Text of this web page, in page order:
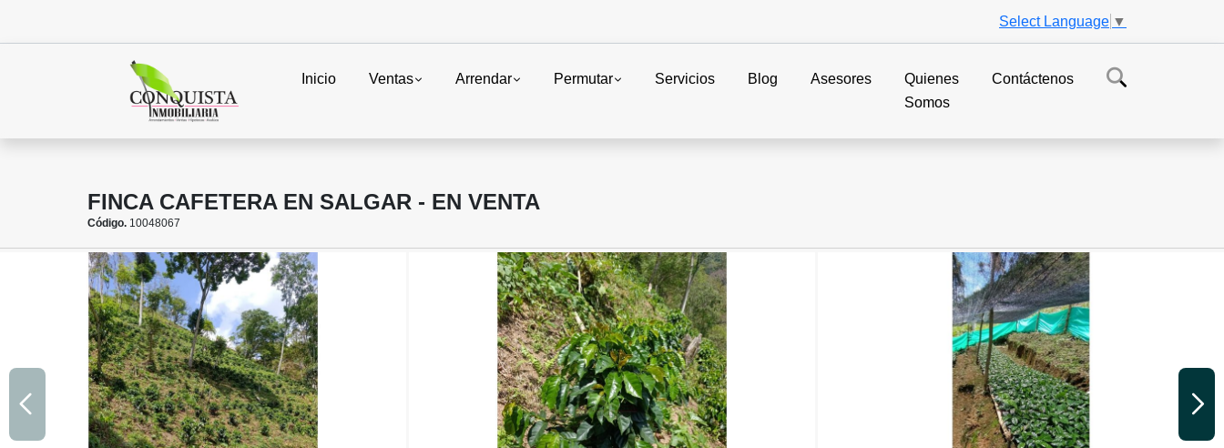
Select Language ▼
Inicio Ventas Arrendar Permutar Servicios Blog Asesores
Quienes
Somos
Contáctenos
FINCA CAFETERA EN SALGAR - EN VENTA
Código. 10048067